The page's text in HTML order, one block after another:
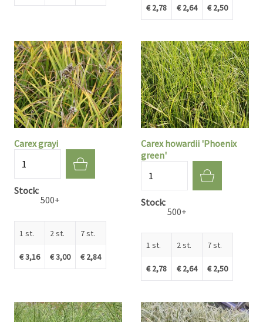
€ 2,78 € 2,64 € 2,50
Carex grayi
Stock
500+
1 st.
€ 3,16
2 st.
€ 3,00
7 st.
€ 2,84
Carex howardii 'Phoenix
green'
Stock
500+
1 st.
€ 2,78
2 st.
€ 2,64
7 st.
€ 2,50